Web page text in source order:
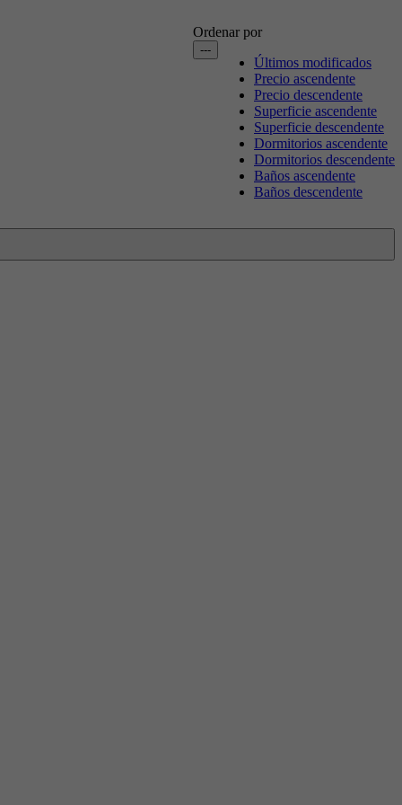
Ordenar por
---
Últimos modificados
Precio ascendente
Precio descendente
Superficie ascendente
Superficie descendente
Dormitorios ascendente
Dormitorios descendente
Baños ascendente
Baños descendente